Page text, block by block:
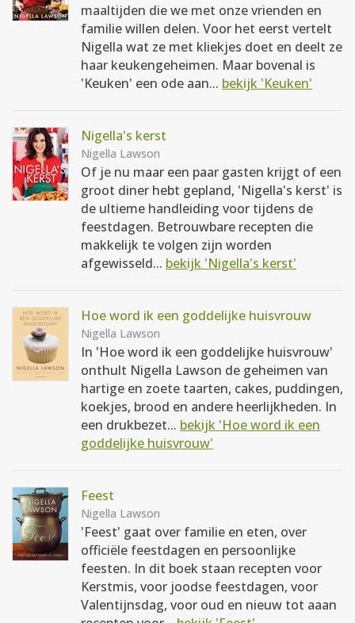
maaltijden die we met onze vrienden en
familie willen delen. Voor het eerst vertelt
Nigella wat ze met kliekjes doet en deelt ze
haar keukengeheimen. Maar bovenal is
'Keuken' een ode aan... bekijk 'Keuken'
Nigella's kerst
Nigella Lawson
Of je nu maar een paar gasten krijgt of een
groot diner hebt gepland, 'Nigella's kerst' is
de ultieme handleiding voor tijdens de
feestdagen. Betrouwbare recepten die
makkelijk te volgen zijn worden
afgewisseld... bekijk 'Nigella's kerst'
Hoe word ik een goddelijke huisvrouw
Nigella Lawson
In 'Hoe word ik een goddelijke huisvrouw'
onthult Nigella Lawson de geheimen van
hartige en zoete taarten, cakes, puddingen,
koekjes, brood en andere heerlijkheden. In
een drukbezet... bekijk 'Hoe word ik een
goddelijke huisvrouw'
Feest
Nigella Lawson
'Feest' gaat over familie en eten, over
officiële feestdagen en persoonlijke
feesten. In dit boek staan recepten voor
Kerstmis, voor joodse feestdagen, voor
Valentijnsdag, voor oud en nieuw tot aaan